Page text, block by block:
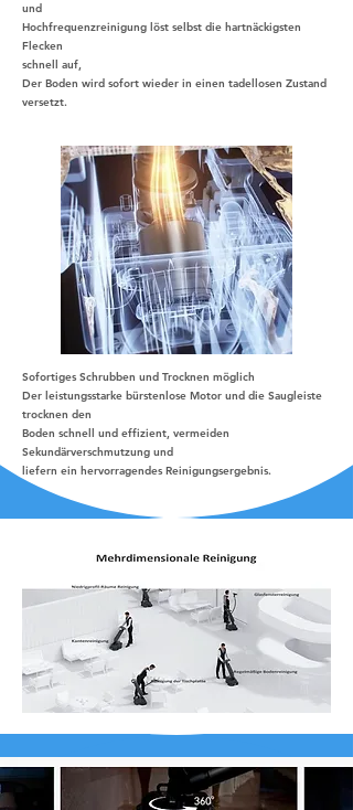
und
Hochfrequenzreinigung löst selbst die hartnäckigsten
Flecken
schnell auf,
Der Boden wird sofort wieder in einen tadellosen Zustand
versetzt.
Sofortiges Schrubben und Trocknen möglich
Der leistungsstarke bürstenlose Motor und die Saugleiste
trocknen den
Boden schnell und effizient, vermeiden
Sekundärverschmutzung und
liefern ein hervorragendes Reinigungsergebnis.